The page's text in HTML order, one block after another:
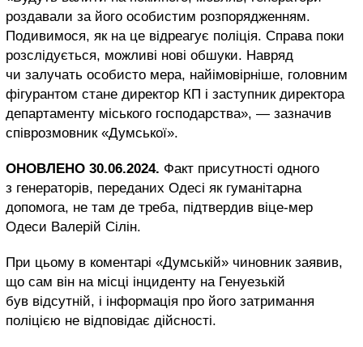
роздавали за його особистим розпорядженням.
Подивимося, як на це відреагує поліція. Справа поки
розслідується, можливі нові обшуки. Навряд
чи залучать особисто мера, найімовірніше, головним
фігурантом стане директор КП і заступник директора
департаменту міського господарства», — зазначив
співрозмовник «Думської».
ОНОВЛЕНО 30.06.2024. Факт присутності одного
з генераторів, переданих Одесі як гуманітарна
допомога, не там де треба, підтвердив віце-мер
Одеси Валерій Сілін.
При цьому в коментарі «Думській» чиновник заявив,
що сам він на місці інциденту на Генуезькій
був відсутній, і інформація про його затримання
поліцією не відповідає дійсності.